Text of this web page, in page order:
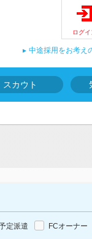
ログイ
中途採用をお考え
スカウト
定派遣 FCオーナー